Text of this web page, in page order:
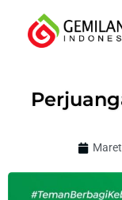
konten